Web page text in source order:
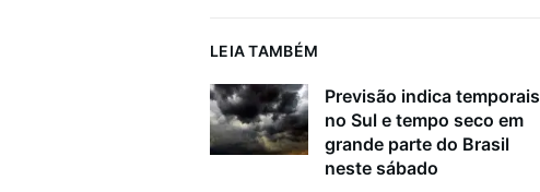
LEIA TAMBÉM
Previsão indica temporais
no Sul e tempo seco em
grande parte do Brasil
neste sábado